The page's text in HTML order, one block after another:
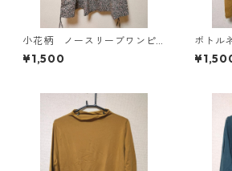
小花柄 ノースリーブワンピ
ース ４Ｌ ブラック KAE-
4819
¥1,500
ボトル
ソー
E-4818